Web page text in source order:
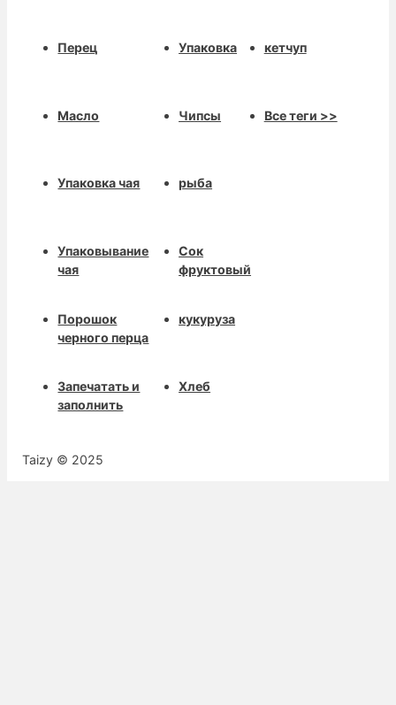
Перец
Масло
Упаковка чая
Упаковывание
чая
Порошок
черного перца
Запечатать и
заполнить
Упаковка
Чипсы
рыба
Сок
фруктовый
кукуруза
Хлеб
кетчуп
Все теги >>
Taizy © 2025